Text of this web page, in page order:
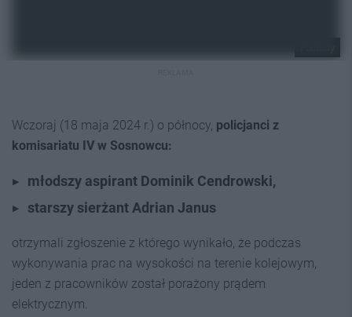
Wczoraj (18 maja 2024 r.) o północy, policjanci z
komisariatu IV w Sosnowcu:
młodszy aspirant Dominik Cendrowski,
starszy sierżant Adrian Janus
otrzymali zgłoszenie z którego wynikało, że podczas
wykonywania prac na wysokości na terenie kolejowym,
jeden z pracowników został porażony prądem
elektrycznym.